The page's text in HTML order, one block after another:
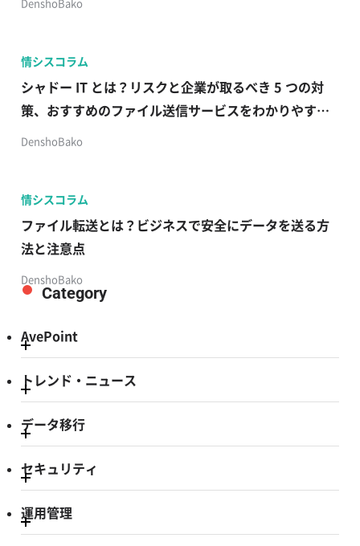
情シスコラム
シャドー IT とは？リスクと企業が取るべき 5 つの対
策、おすすめのファイル送信サービスをわかりやすく
解説
DenshoBako
情シスコラム
ファイル転送とは？ビジネスで安全にデータを送る方
法と注意点
DenshoBako
Category
AvePoint
トレンド・ニュース
データ移行
セキュリティ
運用管理